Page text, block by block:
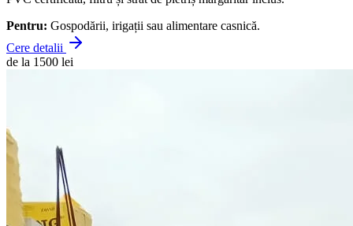
Pentru: Gospodării, irigații sau alimentare casnică.
Cere detalii
de la 1500 lei